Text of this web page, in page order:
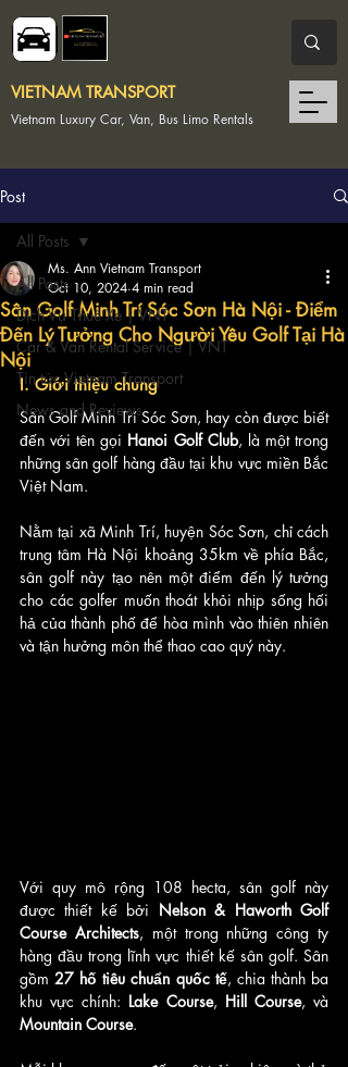
Vietnam Luxury Car, Van, Bus Limo Rentals
VIETNAM TRANSPORT
Post
All Posts
Dịch Vụ Thuê Xe | VNT
Car & Van Rental Service | VNT
Tin tức Vietnam Transport
News and Reviews
All Posts
Sân Golf Minh Trí Sóc Sơn Hà Nội - Điểm
Đến Lý Tưởng Cho Người Yêu Golf Tại Hà
Nội
Ms. Ann Vietnam Transport
Oct 10, 2024 4 min read
I. Giới thiệu chung
Sân Golf Minh Trí Sóc Sơn, hay còn được biết
đến với tên gọi Hanoi Golf Club, là một trong
những sân golf hàng đầu tại khu vực miền Bắc
Việt Nam.
Nằm tại xã Minh Trí, huyện Sóc Sơn, chỉ cách
trung tâm Hà Nội khoảng 35km về phía Bắc,
sân golf này tạo nên một điểm đến lý tưởng
cho các golfer muốn thoát khỏi nhịp sống hối
hả của thành phố để hòa mình vào thiên nhiên
và tận hưởng môn thể thao cao quý này.
Với quy mô rộng 108 hecta, sân golf này
được thiết kế bởi Nelson & Haworth Golf
Course Architects, một trong những công ty
hàng đầu trong lĩnh vực thiết kế sân golf. Sân
gồm 27 hố tiêu chuẩn quốc tế, chia thành ba
khu vực chính: Lake Course, Hill Course
Mountain Course.